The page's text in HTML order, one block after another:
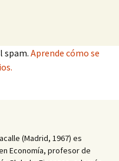
spam. Aprende cómo se
(Madrid, 1967) es
Economía, profesor de